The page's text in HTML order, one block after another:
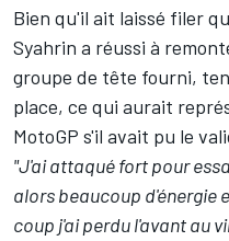
Bien qu'il ait laissé filer
Syahrin a réussi à
groupe de tête fourni,
place, ce qui aurait
MotoGP s'il avait pu le
"J'ai attaqué fort pour
alors beaucoup d'énergie
coup j'ai perdu l'avant au